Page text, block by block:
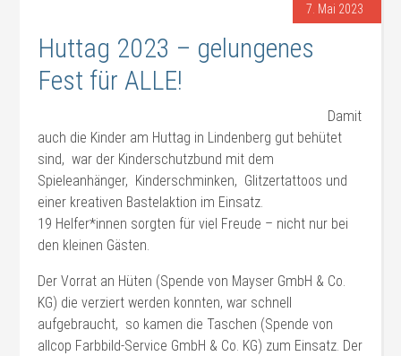
7. Mai 2023
Huttag 2023 – gelungenes
Fest für ALLE!
Damit
auch die Kinder am Huttag in Lindenberg gut behütet
sind, war der Kinderschutzbund mit dem
Spieleanhänger, Kinderschminken, Glitzertattoos und
einer kreativen Bastelaktion im Einsatz.
19 Helfer*innen sorgten für viel Freude – nicht nur bei
den kleinen Gästen.
Der Vorrat an Hüten (Spende von Mayser GmbH & Co.
KG) die verziert werden konnten, war schnell
aufgebraucht, so kamen die Taschen (Spende von
allcop Farbbild-Service GmbH & Co. KG) zum Einsatz. Der